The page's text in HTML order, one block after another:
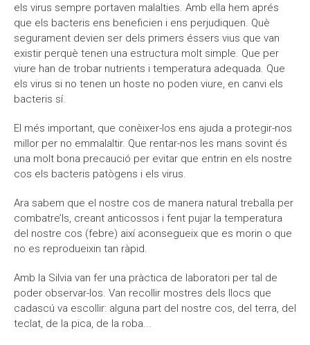
els virus sempre portaven malalties. Amb ella hem aprés
que els bacteris ens beneficien i ens perjudiquen. Què
segurament devien ser dels primers éssers vius que van
existir perquè tenen una estructura molt simple. Que per
viure han de trobar nutrients i temperatura adequada. Que
els virus si no tenen un hoste no poden viure, en canvi els
bacteris sí.
El més important, que conèixer-los ens ajuda a protegir-nos
millor per no emmalaltir. Que rentar-nos les mans sovint és
una molt bona precaució per evitar que entrin en els nostre
cos els bacteris patògens i els virus.
Ara sabem que el nostre cos de manera natural treballa per
combatre’ls, creant anticossos i fent pujar la temperatura
del nostre cos (febre) així aconsegueix que es morin o que
no es reprodueixin tan ràpid.
Amb la Silvia van fer una pràctica de laboratori per tal de
poder observar-los. Van recollir mostres dels llocs que
cadascú va escollir: alguna part del nostre cos, del terra, del
teclat, de la pica, de la roba...